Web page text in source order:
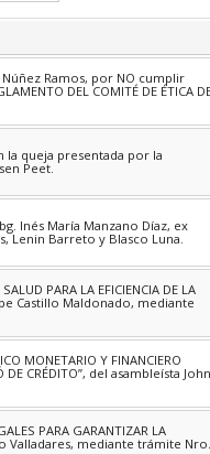
Ramos, por NO cumplir
DEL COMITÉ DE ÉTICA
queja presentada por la
Peet.
Inés María Manzano Díaz, ex
Lenin Barreto y Blasco Luna.
PARA LA EFICIENCIA DE LA
Castillo Maldonado, mediante
MONETARIO Y FINANCIERO
DE CRÉDITO”, del asambleísta John
PARA GARANTIZAR LA
Valladares, mediante trámite Nro.